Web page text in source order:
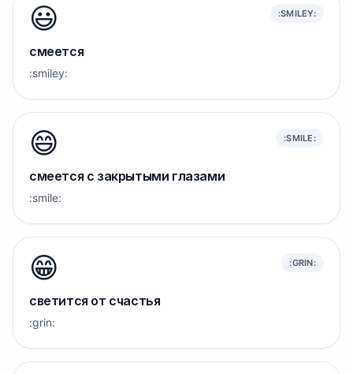
😃 :SMILEY:
смеется
:smiley:
😄 :SMILE:
смеется с закрытыми глазами
:smile:
😁 :GRIN:
светится от счастья
:grin: